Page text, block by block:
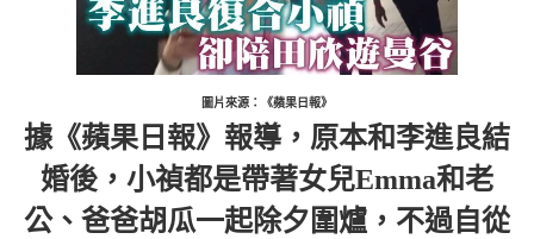
圖片來源：《蘋果日報》
據《蘋果日報》報導，原本和李進良結
婚後，小禎都是帶著女兒Emma和老
公、爸爸胡瓜一起除夕圍爐，不過自從